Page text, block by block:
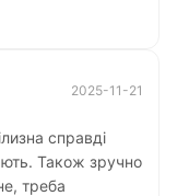
2025-11-21
справді
Також зручно
треба